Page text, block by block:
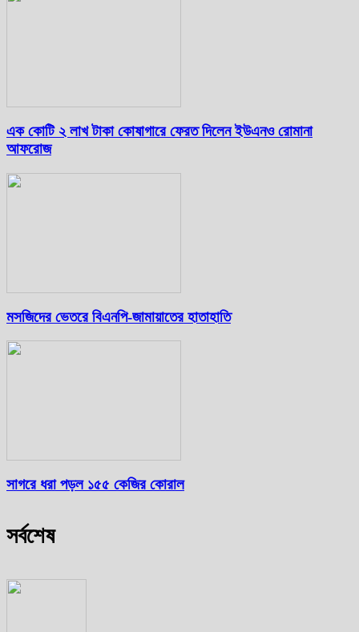
এক কোটি ২ লাখ টাকা কোষাগারে ফেরত দিলেন ইউএনও রোমানা
আফরোজ
মসজিদের ভেতরে বিএনপি-জামায়াতের হাতাহাতি
সাগরে ধরা পড়ল ১৫৫ কেজির কোরাল
সর্বশেষ